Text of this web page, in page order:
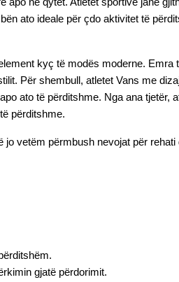
ato ideale për çdo aktivitet të
kyç të modës moderne.
Për shembull, atletet Vans me
ato të përditshme. Nga ana
përditshme.
vetëm përmbush nevojat për
gjatë përdorimit.